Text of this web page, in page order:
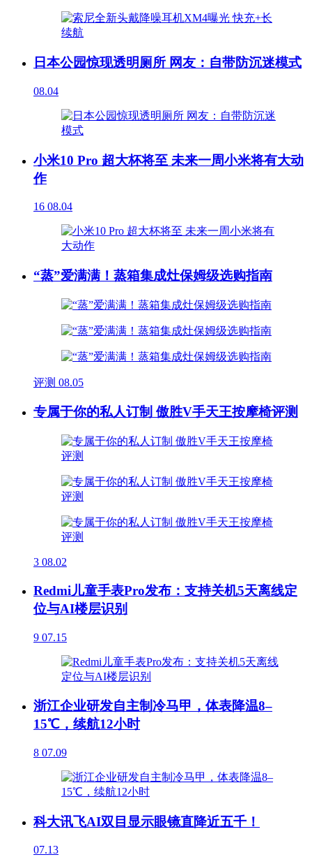
日本公园惊现透明厕所 网友：自带防沉迷模式
08.04
小米10 Pro 超大杯将至 未来一周小米将有大动
作
16 08.04
“蒸”爱满满！蒸箱集成灶保姆级选购指南
评测 08.05
专属于你的私人订制 傲胜V手天王按摩椅评测
3 08.02
Redmi儿童手表Pro发布：支持关机5天离线定
位与AI楼层识别
9 07.15
浙江企业研发自主制冷马甲，体表降温8–
15℃，续航12小时
8 07.09
科大讯飞AI双目显示眼镜直降近五千！
07.13